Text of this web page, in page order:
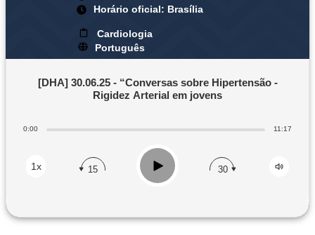
Horário oficial: Brasília
Cardiologia
Português
[DHA] 30.06.25 - “Conversas sobre Hipertensão -
Rigidez Arterial em jovens
0:00 11:17
1x 15 Play 30